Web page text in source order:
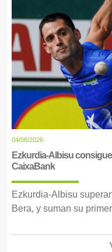
04/08/2026
Ezkurdia-Albisu
CaixaBank
Ezkurdia-Albisu
Bera, y suman su